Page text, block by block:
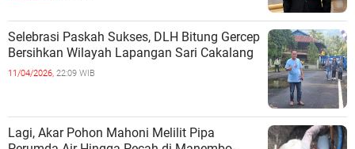
Selebrasi Paskah Sukses, DLH Bitung Gercep
Bersihkan Wilayah Lapangan Sari Cakalang
11/04/2026, 22:09 WIB
Lagi, Akar Pohon Mahoni Melilit Pipa